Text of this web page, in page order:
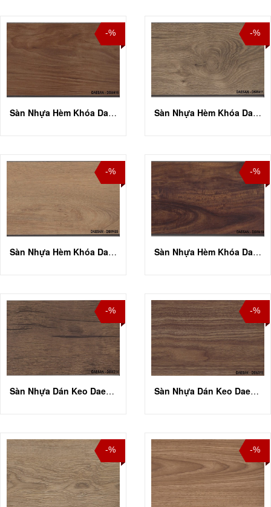
-%
Sàn Nhựa Hèm Khóa Daesan DSW 416
-%
Sàn Nhựa Hèm Khóa Daesan DSW 411
-%
Sàn Nhựa Hèm Khóa Daesan DSW 405
-%
Sàn Nhựa Hèm Khóa Daesan DSW 418
-%
Sàn Nhựa Dán Keo Daesan DSW 314
-%
Sàn Nhựa Dán Keo Daesan DSW 315
-% -%